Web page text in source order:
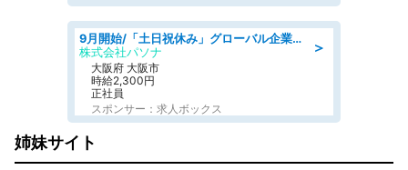
＞
9月開始/「土日祝休み」グローバル企業での産業保健のお仕事/保健師/高時給/残業なし/服装自由
株式会社パソナ
大阪府 大阪市
時給2,300円
正社員
スポンサー：求人ボックス
姉妹サイト